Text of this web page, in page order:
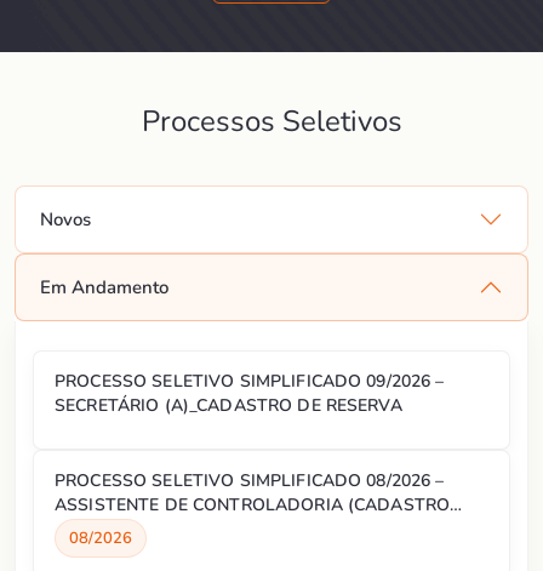
Processos Seletivos
Novos
Em Andamento
PROCESSO SELETIVO SIMPLIFICADO 09/2026 –
SECRETÁRIO (A)_CADASTRO DE RESERVA
PROCESSO SELETIVO SIMPLIFICADO 08/2026 –
ASSISTENTE DE CONTROLADORIA (CADASTRO
RESERVA)
08/2026